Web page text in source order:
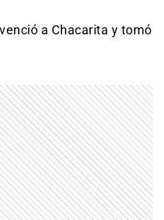
a Chacarita y tomó